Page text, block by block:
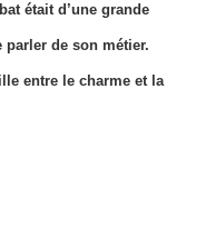
était d’une grande
de son métier.
entre le charme et la